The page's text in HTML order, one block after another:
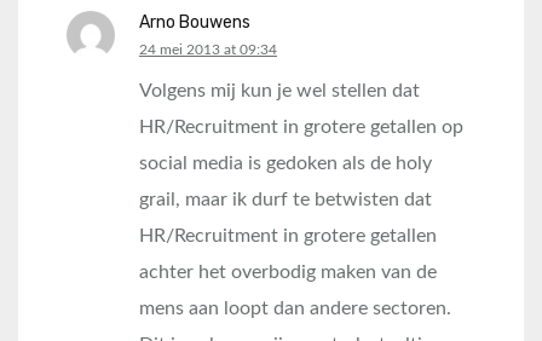
Arno Bouwens
says:
24 mei 2013 at 09:34
Volgens mij kun je wel stellen dat
HR/Recruitment in grotere getallen op
social media is gedoken als de holy
grail, maar ik durf te betwisten dat
HR/Recruitment in grotere getallen
achter het overbodig maken van de
mens aan loopt dan andere sectoren.